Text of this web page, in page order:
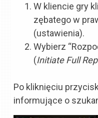
W kliencie gry
zębatego w
(ustawienia).
Wybierz
(Initiate Full
Po kliknięciu
informujące o